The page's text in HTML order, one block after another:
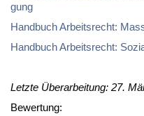
gung
Hand­buch Ar­beits­recht:
Hand­buch Ar­beits­recht:
Letzte Überarbeitung: 27.
Bewertung: